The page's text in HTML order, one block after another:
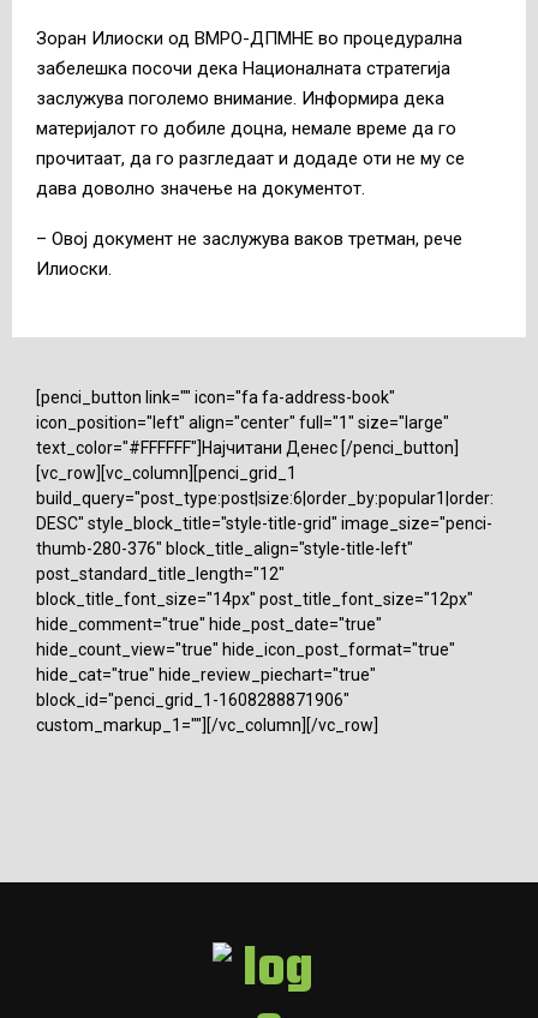
Зоран Илиоски од ВМРО-ДПМНЕ во процедурална
забелешка посочи дека Националната стратегија
заслужува поголемо внимание. Информира дека
материјалот го добиле доцна, немале време да го
прочитаат, да го разгледаат и додаде оти не му се
дава доволно значење на документот.
– Овој документ не заслужува ваков третман, рече
Илиоски.
[penci_button link="" icon="fa fa-address-book"
icon_position="left" align="center" full="1" size="large"
text_color="#FFFFFF"]Најчитани Денес [/penci_button]
[vc_row][vc_column][penci_grid_1
build_query="post_type:post|size:6|order_by:popular1|order:
DESC" style_block_title="style-title-grid" image_size="penci-
thumb-280-376" block_title_align="style-title-left"
post_standard_title_length="12"
block_title_font_size="14px" post_title_font_size="12px"
hide_comment="true" hide_post_date="true"
hide_count_view="true" hide_icon_post_format="true"
hide_cat="true" hide_review_piechart="true"
block_id="penci_grid_1-1608288871906"
custom_markup_1=""][/vc_column][/vc_row]